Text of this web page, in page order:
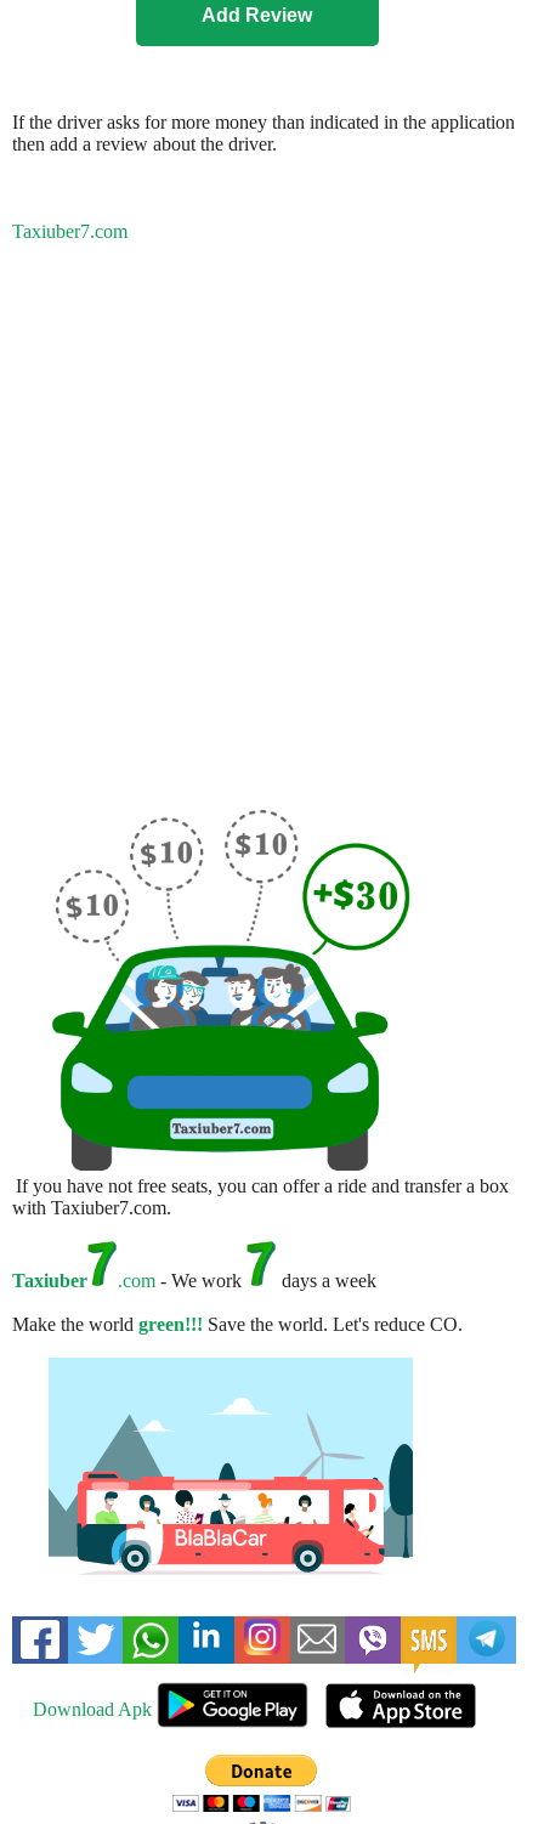
If the driver asks for more money than indicated in the application
then add a review about the driver.
Taxiuber7.com
If you have not free seats, you can offer a ride and transfer a box
with Taxiuber7.com.
Taxiuber .com - We work days a week
Make the world green!!! Save the world. Let's reduce CO.
Download Apk